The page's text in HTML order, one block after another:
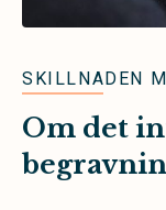
SKILLNADEN
Om det